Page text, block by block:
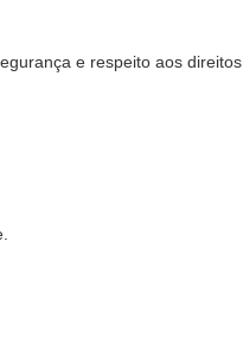
e respeito aos direitos